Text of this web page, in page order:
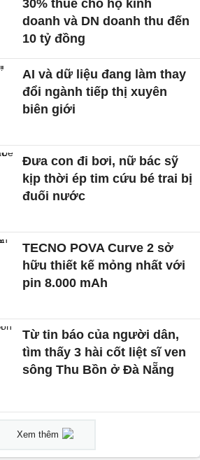
30% thuế cho hộ kinh
doanh và DN doanh thu đến
10 tỷ đồng
AI và dữ liệu đang làm thay
đổi ngành tiếp thị xuyên
biên giới
Đưa con đi bơi, nữ bác sỹ
kịp thời ép tim cứu bé trai bị
đuối nước
TECNO POVA Curve 2 sở
hữu thiết kế mỏng nhất với
pin 8.000 mAh
Từ tin báo của người dân,
tìm thấy 3 hài cốt liệt sĩ ven
sông Thu Bồn ở Đà Nẵng
Xem thêm